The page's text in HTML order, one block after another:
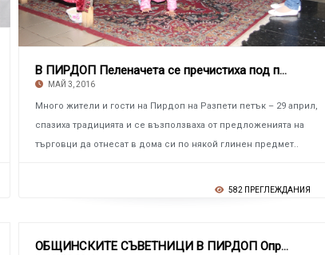
В ПИРДОП Пеленачета се пречистиха под плащен
МАЙ 3, 2016
Много жители и гости на Пирдоп на Разпети петък – 29 април,
спазиха традицията и се възползваха от предложенията на
търговци да отнесат в дома си по някой глинен предмет..
582 ПРЕГЛЕЖДАНИЯ
ОБЩИНСКИТЕ СЪВЕТНИЦИ В ПИРДОП Определиха на